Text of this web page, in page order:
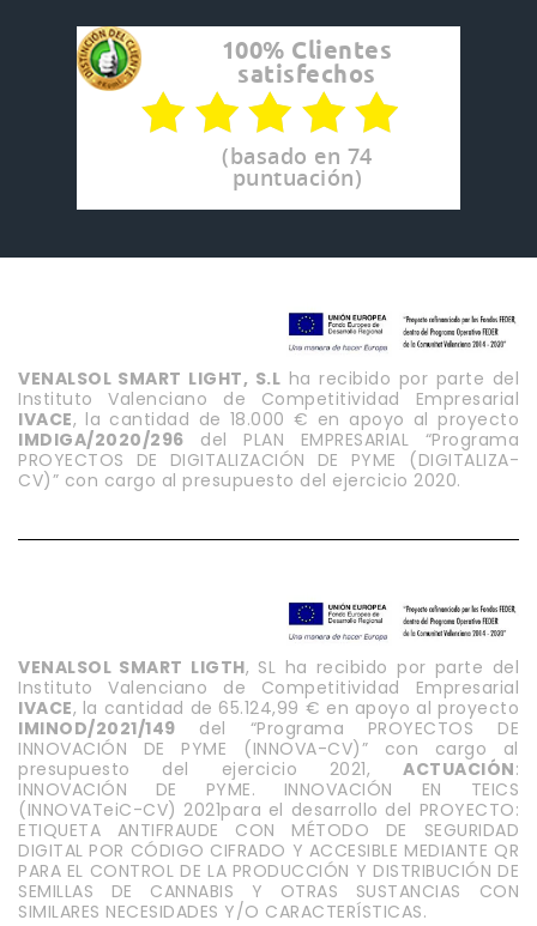
100% Clientes
satisfechos
(basado en 74
puntuación)
VENALSOL SMART LIGHT, S.L ha recibido por parte del
Instituto Valenciano de Competitividad Empresarial
IVACE, la cantidad de 18.000 € en apoyo al proyecto
IMDIGA/2020/296 del PLAN EMPRESARIAL “Programa
PROYECTOS DE DIGITALIZACIÓN DE PYME (DIGITALIZA-
CV)” con cargo al presupuesto del ejercicio 2020.
VENALSOL SMART LIGTH, SL ha recibido por parte del
Instituto Valenciano de Competitividad Empresarial
IVACE, la cantidad de 65.124,99 € en apoyo al proyecto
IMINOD/2021/149 del “Programa PROYECTOS DE
INNOVACIÓN DE PYME (INNOVA-CV)” con cargo al
presupuesto del ejercicio 2021, ACTUACIÓN:
INNOVACIÓN DE PYME. INNOVACIÓN EN TEICS
(INNOVATeiC-CV) 2021para el desarrollo del PROYECTO:
ETIQUETA ANTIFRAUDE CON MÉTODO DE SEGURIDAD
DIGITAL POR CÓDIGO CIFRADO Y ACCESIBLE MEDIANTE QR
PARA EL CONTROL DE LA PRODUCCIÓN Y DISTRIBUCIÓN DE
SEMILLAS DE CANNABIS Y OTRAS SUSTANCIAS CON
SIMILARES NECESIDADES Y/O CARACTERÍSTICAS.